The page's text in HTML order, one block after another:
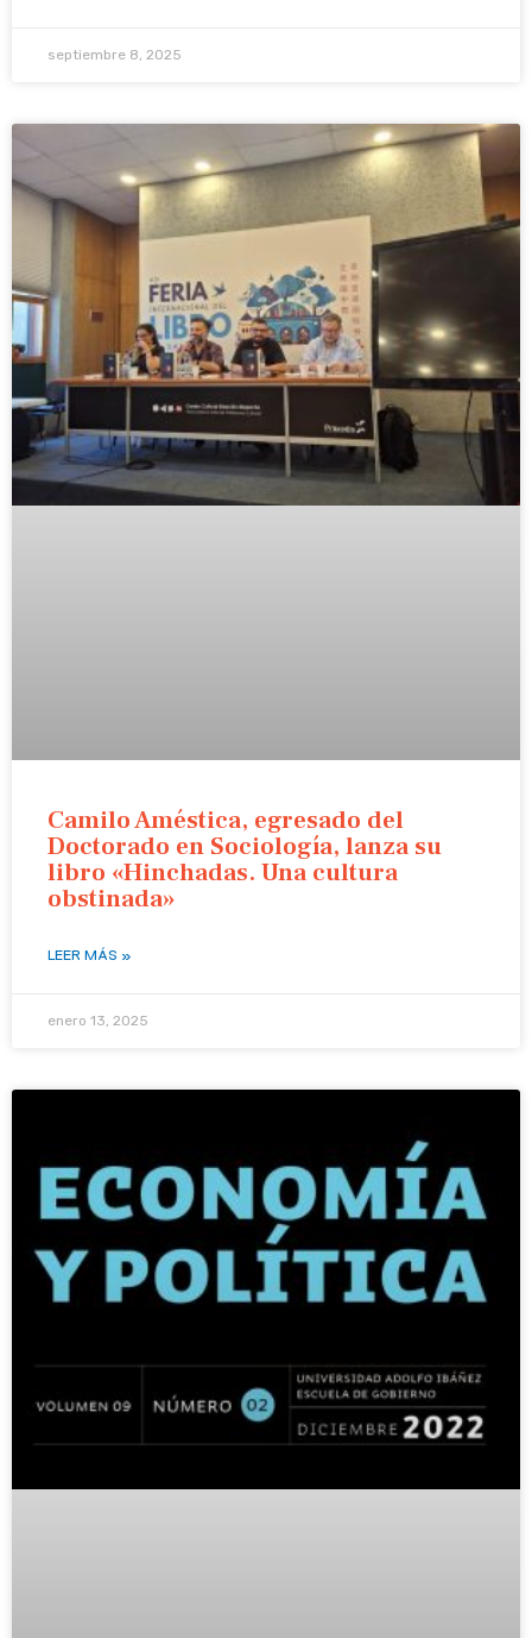
septiembre 8, 2025
Camilo Améstica, egresado del
Doctorado en Sociología, lanza su
libro «Hinchadas. Una cultura
obstinada»
LEER MÁS »
enero 13, 2025